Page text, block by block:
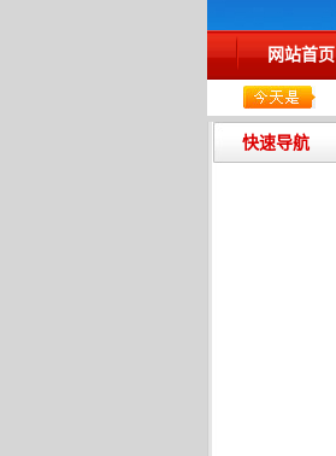
网站首页
快速导航